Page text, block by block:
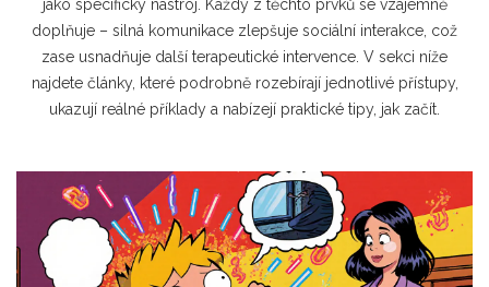
jako specifický nástroj. Každý z těchto prvků se vzájemně
doplňuje – silná komunikace zlepšuje sociální interakce, což
zase usnadňuje další terapeutické intervence. V sekci níže
najdete články, které podrobně rozebírají jednotlivé přístupy,
ukazují reálné příklady a nabízejí praktické tipy, jak začít.